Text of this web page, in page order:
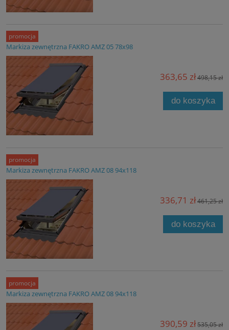
Markiza zewnętrzna FAKRO AMZ 05 78x98
363,65 zł498,15 zł
do koszyka
promocja
Markiza zewnętrzna FAKRO AMZ 08 94x118
336,71 zł461,25 zł
do koszyka
promocja
Markiza zewnętrzna FAKRO AMZ 08 94x118
390,59 zł535,05 zł
promocja